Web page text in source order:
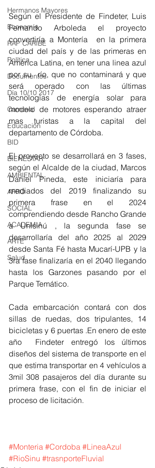
Hermanos Mayores
Economía
RAP CARIBE
Política
Documentos
Día 10/10 2017
Carnaval
Educación
BID
BIENESTAR
AMBIENTAL
AFRO
SOCIAL
ACADEMIA
ARTE
Salud
Según el Presidente de Findeter, Luis
Fernando Arboleda el proyecto
convertiría a Montería  en la primera
ciudad del país y de las primeras en
América Latina, en tener una linea azul
por su  río, que no contaminará y que
será operado con las últimas
tecnologías de energía solar para
modelo de motores esperando atraer
mas turistas a la capital del
departamento de Córdoba.
El proyecto se desarrollará en 3 fases,
según el Alcalde de la ciudad, Marcos
Daniel Pineda, este iniciaría para
mediados del 2019 finalizando su
primera frase en el 2024
comprendiendo desde Rancho Grande
a Unisinú , la segunda fase se
desarrollaría del año 2025 al 2029
desde Santa Fé hasta Mucarí-UPB y la
3ra fase finalizaría en el 2040 llegando
hasta los Garzones pasando por el
Parque Temático.
Cada embarcación contará con dos
sillas de ruedas, dos tripulantes, 14
bicicletas y 6 puertas .En enero de este
año  Findeter entregó los últimos
diseños del sistema de transporte en el
que estima transportar en 4 vehículos a
3mil 308 pasajeros del día durante su
primera frase, con el fin de iniciar el
proceso de licitación.
#Monteria #Cordoba #LineaAzul
#RioSinu #trasnporteFluvial